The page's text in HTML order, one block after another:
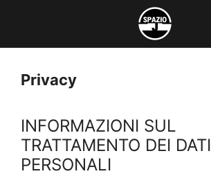
contenuto
Privacy
INFORMAZIONI SUL
TRATTAMENTO DEI DATI
PERSONALI